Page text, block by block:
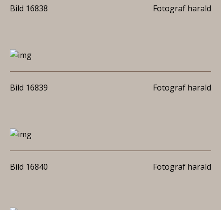
Bild 16838 Fotograf harald
Bild 16839 Fotograf harald
Bild 16840 Fotograf harald